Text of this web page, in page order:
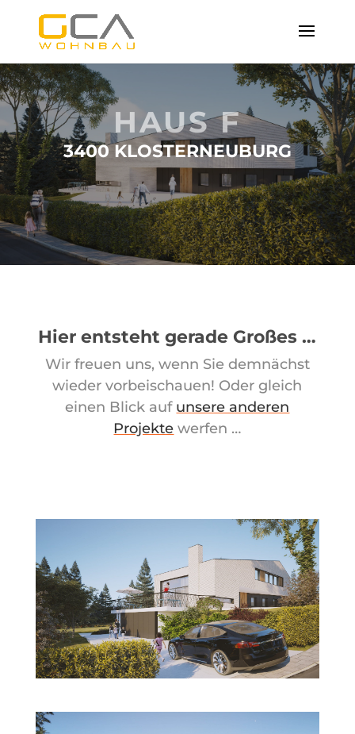
HAUS F
3400 KLOSTERNEUBURG
Hier entsteht gerade Großes …
Wir freuen uns, wenn Sie demnächst
wieder vorbeischauen! Oder gleich
einen Blick auf unsere anderen
Projekte werfen …